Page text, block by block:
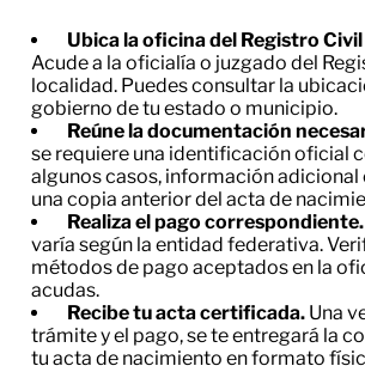
Ubica la oficina del Registro
Acude a la oficialía o juzgado del
localidad. Puedes consultar la
gobierno de tu estado o municipio.
Reúne la documentación
se requiere una identificación oficial
algunos casos, información adicional
una copia anterior del acta de
Realiza el pago correspondiente.
varía según la entidad federativa.
métodos de pago aceptados en la
acudas.
Recibe tu acta certificada. Una
trámite y el pago, se te entregará la
tu acta de nacimiento en formato